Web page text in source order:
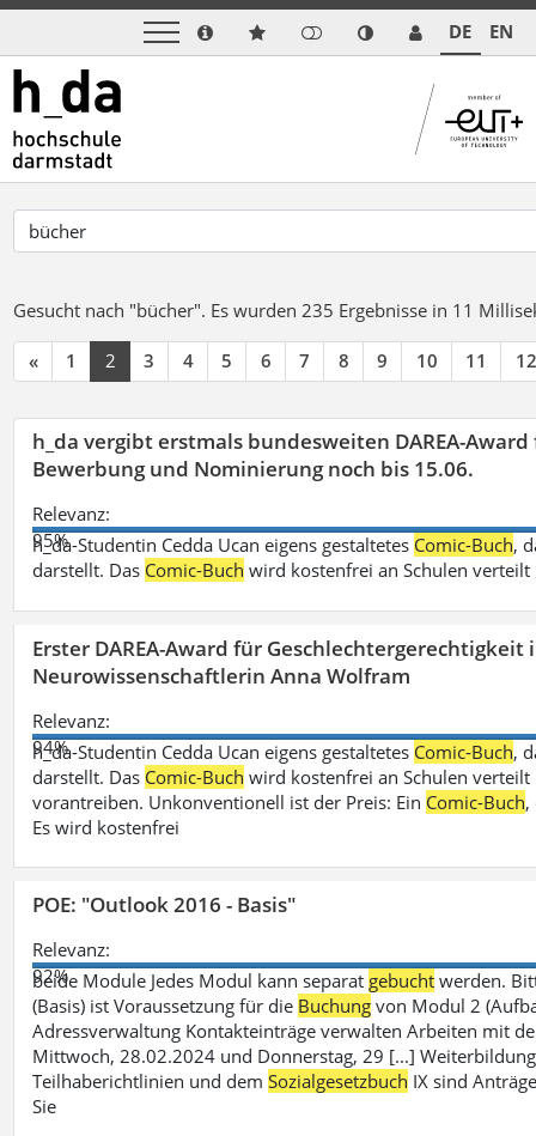
DE EN
Gesucht nach "bücher". Es wurden 235 Ergebnisse in 11
« 1 2 3 4 5 6 7 8 9 10 11 12
h_da vergibt erstmals bundesweiten DAREA-
Bewerbung und Nominierung noch bis 15.06.
Relevanz:
95%
h_da-Studentin Cedda Ucan eigens gestaltetes Comic-Buch,
darstellt. Das Comic-Buch wird kostenfrei an Schulen
Erster DAREA-Award für
Neurowissenschaftlerin Anna Wolfram
Relevanz:
94%
h_da-Studentin Cedda Ucan eigens gestaltetes Comic-Buch,
darstellt. Das Comic-Buch wird kostenfrei an Schulen
vorantreiben. Unkonventionell ist der Preis: Ein Comic-Buch,
Es wird kostenfrei
POE: "Outlook 2016 - Basis"
Relevanz:
92%
beide Module Jedes Modul kann separat gebucht werden.
(Basis) ist Voraussetzung für die Buchung von Modul 2
Adressverwaltung Kontakteinträge verwalten Arbeiten mit
Mittwoch, 28.02.2024 und Donnerstag, 29 [...]
Teilhaberichtlinien und demSozialgesetzbuch IX sind
Sie